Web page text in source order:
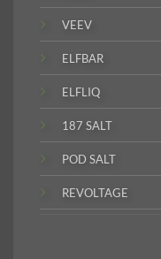
VEEV
ELFBAR
ELFLIQ
187 SALT
POD SALT
REVOLTAGE